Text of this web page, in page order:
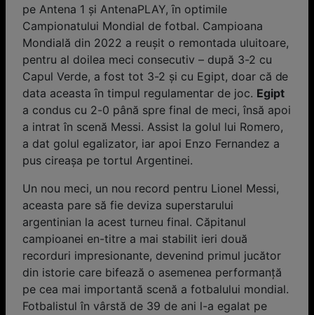
pe Antena 1 și AntenaPLAY, ȋn optimile
Campionatului Mondial de fotbal. Campioana
Mondială din 2022 a reușit o remontada uluitoare,
pentru al doilea meci consecutiv – după 3-2 cu
Capul Verde, a fost tot 3-2 și cu Egipt, doar că de
data aceasta ȋn timpul regulamentar de joc. Egipt
a condus cu 2-0 până spre final de meci, însă apoi
a intrat în scenă Messi. Assist la golul lui Romero,
a dat golul egalizator, iar apoi Enzo Fernandez a
pus cireașa pe tortul Argentinei.
Un nou meci, un nou record pentru Lionel Messi,
aceasta pare să fie deviza superstarului
argentinian la acest turneu final. Căpitanul
campioanei en-titre a mai stabilit ieri două
recorduri impresionante, devenind primul jucător
din istorie care bifează o asemenea performanță
pe cea mai importantă scenă a fotbalului mondial.
Fotbalistul în vârstă de 39 de ani l-a egalat pe